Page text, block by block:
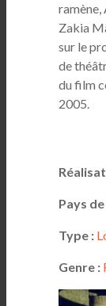
ramène,
Zakia
sur le
de
du film
2005.
Pays
Type :
Genre :